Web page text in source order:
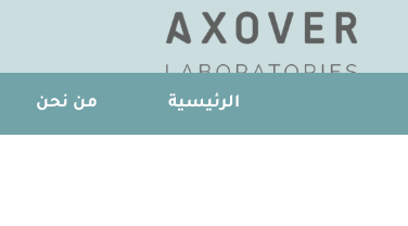
الرئيسية من نحن